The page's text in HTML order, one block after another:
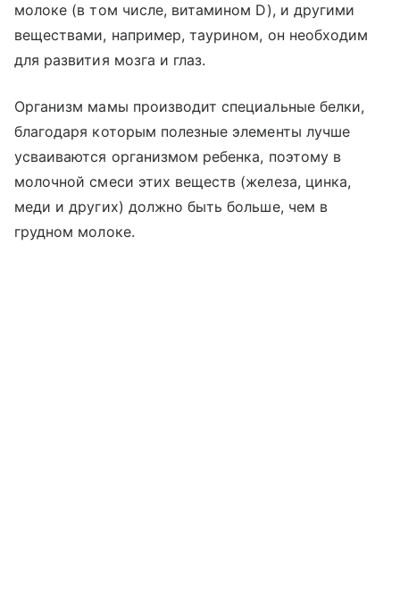
молоке (в том числе, витамином D), и другими
веществами, например, таурином, он необходим
для развития мозга и глаз.
Организм мамы производит специальные белки,
благодаря которым полезные элементы лучше
усваиваются организмом ребенка, поэтому в
молочной смеси этих веществ (железа, цинка,
меди и других) должно быть больше, чем в
грудном молоке.